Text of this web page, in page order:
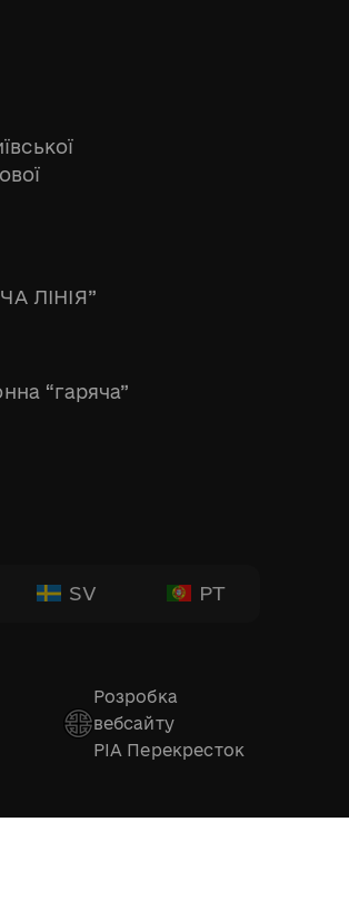
ЛІНІЯ”
“гаряча”
SV PT
Розробка
вебсайту
РІА Перекресток